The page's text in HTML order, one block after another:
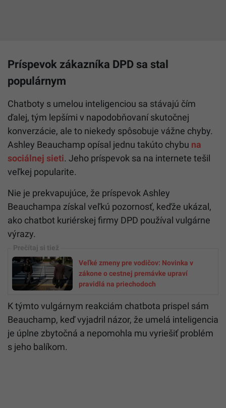
Príspevok zákazníka DPD sa stal
populárnym
Chatboty s umelou inteligenciou sa stávajú čím
ďalej, tým lepšími v napodobňovaní skutočnej
konverzácie, ale to niekedy spôsobuje vážne chyby.
Ashley Beauchamp opísal jednu takúto chybu na
sociálnej sieti. Jeho príspevok sa na internete tešil
veľkej popularite.
Nie je prekvapujúce, že príspevok Ashley
Beauchampa získal veľkú pozornosť, keďže ukázal,
ako chatbot kuriérskej firmy DPD používal vulgárne
výrazy.
Veľké zmeny pre vodičov: Novinka v
zákone o cestnej premávke upraví
pravidlá na priechodoch
K týmto vulgárnym reakciám chatbota prispel sám
Beauchamp, keď vyjadril názor, že umelá inteligencia
je úplne zbytočná a nepomohla mu vyriešiť problém
s jeho balíkom.